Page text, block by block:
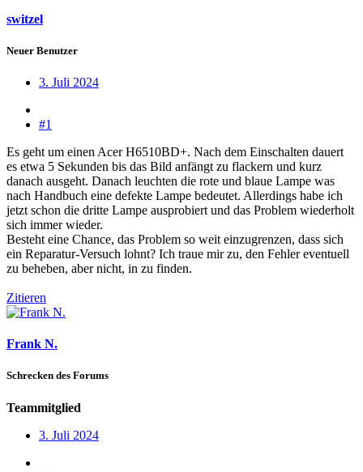
switzel
Neuer Benutzer
3. Juli 2024
#1
Es geht um einen Acer H6510BD+. Nach dem Einschalten dauert
es etwa 5 Sekunden bis das Bild anfängt zu flackern und kurz
danach ausgeht. Danach leuchten die rote und blaue Lampe was
nach Handbuch eine defekte Lampe bedeutet. Allerdings habe ich
jetzt schon die dritte Lampe ausprobiert und das Problem wiederholt
sich immer wieder.
Besteht eine Chance, das Problem so weit einzugrenzen, dass sich
ein Reparatur-Versuch lohnt? Ich traue mir zu, den Fehler eventuell
zu beheben, aber nicht, in zu finden.
Zitieren
Frank N.
Schrecken des Forums
Teammitglied
3. Juli 2024